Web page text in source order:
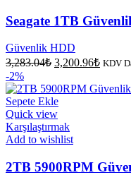
Seagate 1TB
Güvenlik HDD
3,283.04₺ Orijinal
3,283.04₺.
3,200.96₺Şu
fiyat:
KDV
-2%
Sepete Ekle
Quick view
Karşılaştırmak
Add to wishlist
2TB 5900RPM